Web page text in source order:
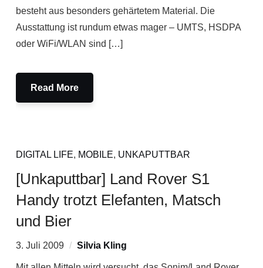
besteht aus besonders gehärtetem Material. Die
Ausstattung ist rundum etwas mager – UMTS, HSDPA
oder WiFi/WLAN sind […]
Read More
DIGITAL LIFE, MOBILE, UNKAPUTTBAR
[Unkaputtbar] Land Rover S1
Handy trotzt Elefanten, Matsch
und Bier
3. Juli 2009 Silvia Kling